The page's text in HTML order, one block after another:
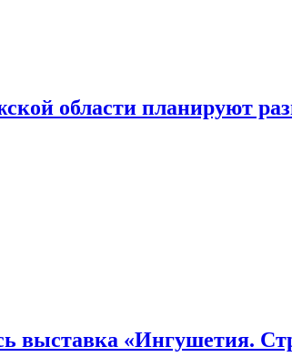
области планируют
выставка «Ингушетия.